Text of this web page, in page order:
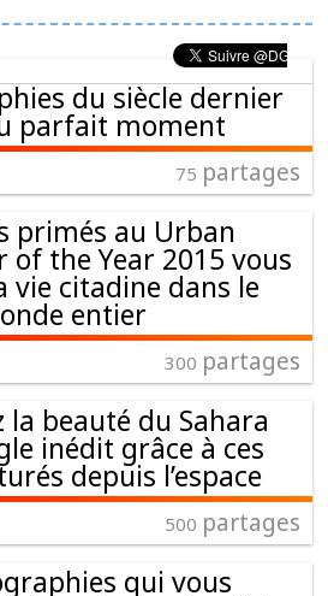
du siècle dernier
parfait moment
75 partages
primés au Urban
of the Year 2015 vous
vie citadine dans le
entier
300 partages
la beauté du Sahara
inédit grâce à ces
depuis l’espace
500 partages
qui vous